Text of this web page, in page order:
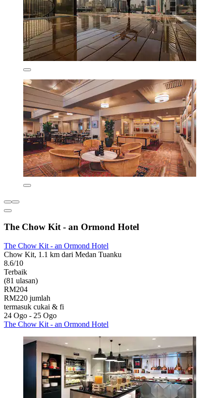
The Chow Kit - an Ormond Hotel
The Chow Kit - an Ormond Hotel
Chow Kit, 1.1 km dari Medan Tuanku
8.6/10
Terbaik
(81 ulasan)
RM204
RM220 jumlah
termasuk cukai & fi
24 Ogo - 25 Ogo
The Chow Kit - an Ormond Hotel